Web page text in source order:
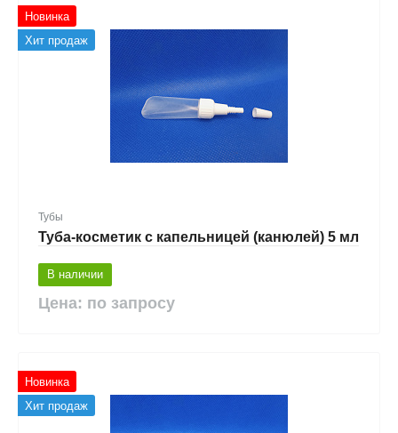
Новинка
Хит продаж
Тубы
Туба-косметик с капельницей (канюлей) 5 мл
В наличии
Цена: по запросу
Новинка
Хит продаж